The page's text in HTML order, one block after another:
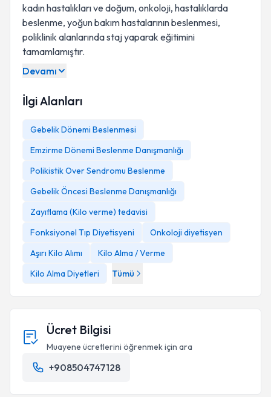
kadın hastalıkları ve doğum, onkoloji, hastalıklarda
beslenme, yoğun bakım hastalarının beslenmesi,
poliklinik alanlarında staj yaparak eğitimini
tamamlamıştır.
Devamı
İlgi Alanları
Gebelik Dönemi Beslenmesi
Emzirme Dönemi Beslenme Danışmanlığı
Polikistik Over Sendromu Beslenme
Gebelik Öncesi Beslenme Danışmanlığı
Zayıflama (Kilo verme) tedavisi
Fonksiyonel Tıp Diyetisyeni
Onkoloji diyetisyen
Aşırı Kilo Alımı
Kilo Alma / Verme
Kilo Alma Diyetleri
Tümü
Ücret Bilgisi
Muayene ücretlerini öğrenmek için ara
+908504747128